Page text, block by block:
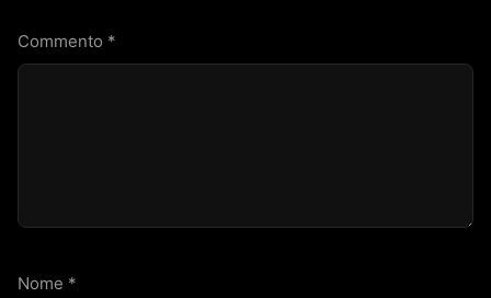
Commento *
Nome *